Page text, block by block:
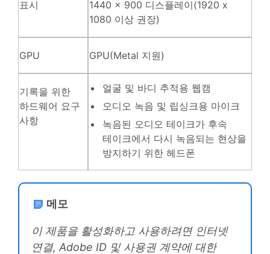
표시
1440 x 900 디스플레이(1920 x
1080 이상 권장)
GPU GPU(Metal 지원)
기록을 위한
하드웨어 요구
사항
얼굴 및 바디 추적용 웹캠
오디오 녹음 및 립싱크용 마이크
녹음된 오디오 테이크가 후속
테이크에서 다시 녹음되는 현상을
방지하기 위한 헤드폰
메모
이 제품을 활성화하고 사용하려면 인터넷
연결, Adobe ID 및 사용권 계약에 대한